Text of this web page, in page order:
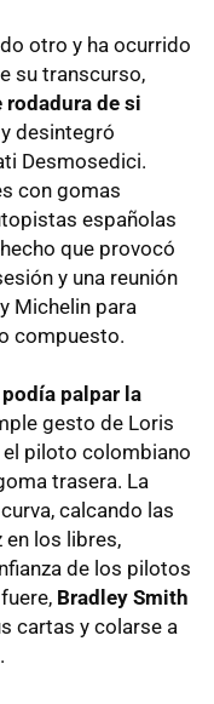
otro y ha ocurrido
su transcurso,
rodadura de si
desintegró
Desmosedici.
con gomas
españolas
que provocó
y una reunión
Michelin para
compuesto.
palpar la
gesto de Loris
el piloto colombiano
trasera. La
calcando las
en los libres,
de los pilotos
Bradley Smith
cartas y colarse a